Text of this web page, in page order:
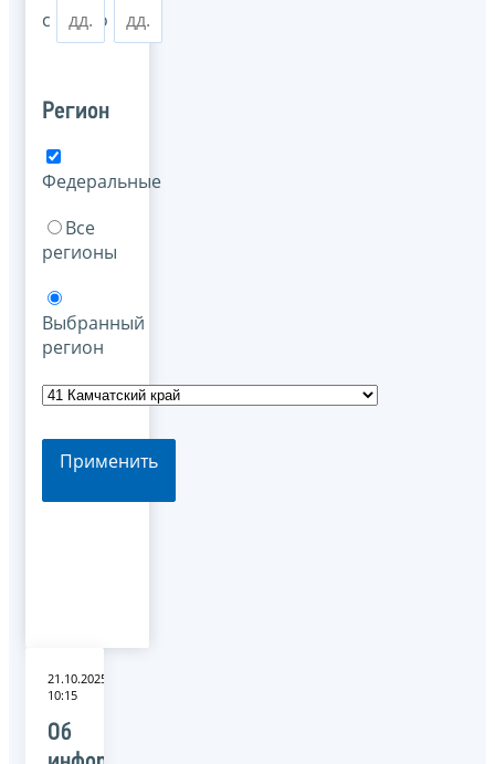
с по
Регион
Федеральные
Все
регионы
Выбранный
регион
Применить
21.10.2025
10:15
Об